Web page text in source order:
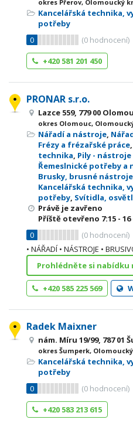
okres Přerov, Olomoucký
Kancelářská technika,
potřeby
0
(0 hodnocení)
+420 581 201 450
PRONAR s.r.o.
Lazce 559, 779 00
okres Olomouc,
Nářadí a nástroje,
Frézy a frézařské práce,
technika, Pily -
Řemeslnické potřeby a
Brusky, brusné nástroje
Kancelářská technika,
potřeby, Svítidla,
Právě je zavřeno
Příště otevřeno 7:15 - 16
0
(0 hodnocení)
• NÁŘADÍ • NÁSTROJE •
Prohlédněte si nabídku
+420 585 225 569
Radek Maixner
nám. Míru 19/99, 787 01
okres Šumperk,
Kancelářská technika,
potřeby
0
(0 hodnocení)
+420 583 213 615